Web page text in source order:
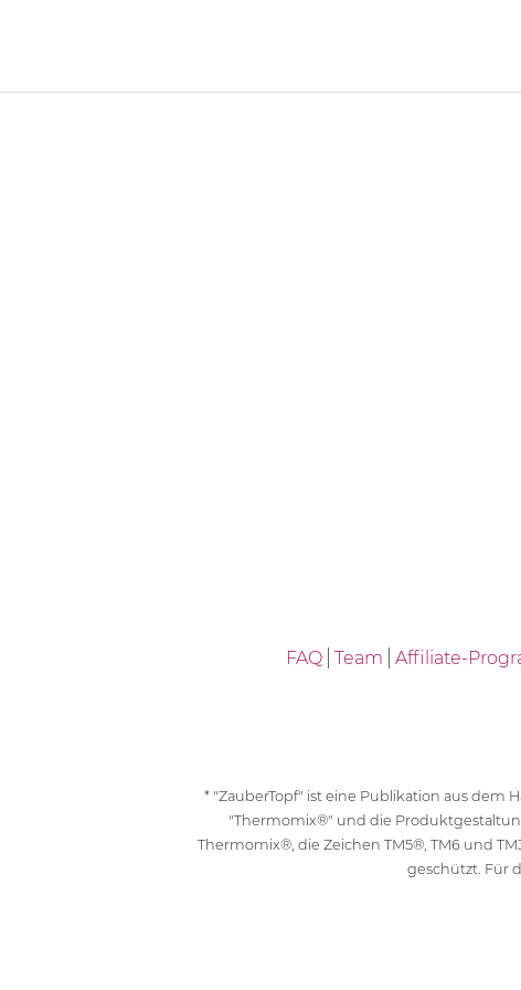
FAQ Team Affiliate-
* "ZauberTopf" ist eine Publikation aus
"Thermomix®" und die
Thermomix®, die Zeichen TM5®, TM6 und
geschützt. Für